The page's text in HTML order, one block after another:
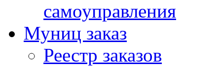
самоуправления
Муниц заказ
Реестр заказов